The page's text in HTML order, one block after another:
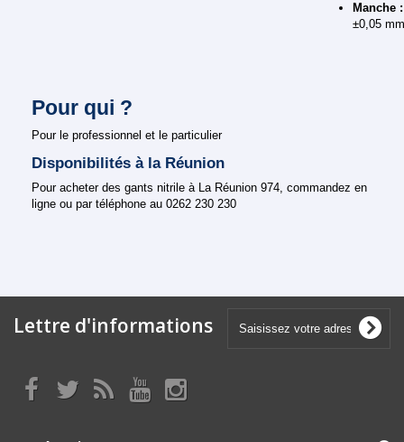
Manche :
±0,05
Pour qui ?
Pour le professionnel et le particulier
Disponibilités à la Réunion
Pour acheter des gants nitrile à La Réunion 974, commandez en
ligne ou par téléphone au 0262 230 230
Lettre d'informations